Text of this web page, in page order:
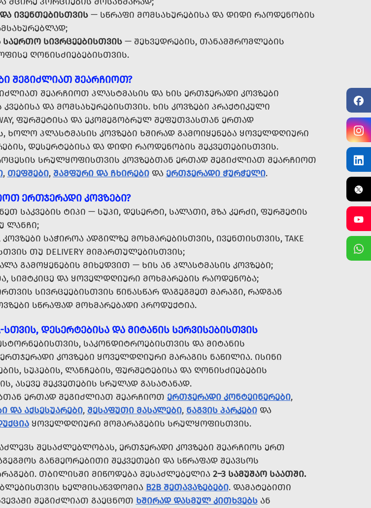
ᲘᲕᲔᲜᲗᲔᲑᲘᲡᲗᲕᲘᲡ— ᲡᲬᲠᲐᲤᲘ ᲛᲝᲛᲡᲐᲮᲣᲠᲔᲑᲘᲡᲐ ᲓᲐ ᲓᲘᲓᲘ ᲠᲐᲝᲓᲔᲜᲝᲑᲘᲡ
ᲡᲐᲔᲠᲗᲝ ᲡᲘᲕᲠᲪᲔᲔᲑᲘᲡᲗᲕᲘᲡ— ᲨᲔᲮᲕᲔᲓᲠᲔᲑᲘᲡ, ᲗᲐᲜᲐᲛᲨᲠᲝᲛᲚᲔᲑᲘᲡ
ᲦᲝᲜᲘᲡᲫᲘᲔᲑᲔᲑᲘᲡᲗᲕᲘᲡ.
ᲨᲔᲒᲘᲫᲚᲘᲐᲗ ᲨᲔᲐᲠᲩᲘᲝᲗ?
ᲨᲔᲐᲠᲩᲘᲝᲗ ᲞᲚᲐᲡᲢᲛᲐᲡᲘᲡ ᲓᲐ ᲮᲘᲡ ᲔᲠᲗᲯᲔᲠᲐᲓᲘ ᲙᲝᲕᲖᲔᲑᲘ
ᲙᲕᲔᲑᲘᲡᲐ ᲓᲐ ᲛᲝᲛᲡᲐᲮᲣᲠᲔᲑᲘᲡᲗᲕᲘᲡ. ᲮᲘᲡ ᲙᲝᲕᲖᲔᲑᲘ ᲞᲠᲐᲥᲢᲘᲙᲣᲚᲘ
ᲤᲣᲠᲨᲔᲢᲘᲡᲐ ᲓᲐ ᲔᲙᲝᲛᲔᲒᲝᲑᲠᲣᲚ ᲨᲔᲤᲣᲗᲕᲐᲡᲗᲐᲜ ᲔᲠᲗᲐᲓ
ᲮᲝᲚᲝ ᲞᲚᲐᲡᲢᲛᲐᲡᲘᲡ ᲙᲝᲕᲖᲔᲑᲘ ᲮᲨᲘᲠᲐᲓ ᲒᲐᲛᲝᲘᲧᲔᲜᲔᲑᲐ ᲧᲝᲕᲔᲚᲓᲦᲘᲣᲠᲘ
ᲓᲔᲡᲔᲠᲢᲔᲑᲘᲡᲐ ᲓᲐ ᲓᲘᲓᲘ ᲠᲐᲝᲓᲔᲜᲝᲑᲘᲡ ᲨᲔᲙᲕᲔᲗᲔᲑᲘᲡᲗᲕᲘᲡ.
ᲡᲠᲣᲚᲧᲝᲤᲘᲡᲗᲕᲘᲡ ᲙᲝᲕᲖᲔᲑᲗᲐᲜ ᲔᲠᲗᲐᲓ ᲨᲔᲒᲘᲫᲚᲘᲐᲗ ᲨᲔᲐᲠᲩᲘᲝᲗ
, ᲗᲔᲤᲨᲔᲑᲘ, ᲨᲐᲛᲤᲣᲠᲘ ᲓᲐ ᲩᲮᲘᲠᲔᲑᲘᲓᲐ ᲔᲠᲗᲯᲔᲠᲐᲓᲘ ᲭᲣᲠᲭᲔᲚᲘ.
ᲔᲠᲗᲯᲔᲠᲐᲓᲘ ᲙᲝᲕᲖᲔᲑᲘ?
ᲡᲐᲙᲕᲔᲑᲘᲡ ᲢᲘᲞᲘ — ᲡᲣᲞᲘ, ᲓᲔᲡᲔᲠᲢᲘ, ᲡᲐᲚᲐᲗᲘ, ᲛᲖᲐ ᲙᲔᲠᲫᲘ, ᲤᲣᲠᲨᲔᲢᲘᲡ
ᲚᲐᲜᲩᲘ;
ᲡᲐᲭᲘᲠᲝᲐ ᲐᲓᲒᲘᲚᲖᲔ ᲛᲝᲮᲛᲐᲠᲔᲑᲘᲡᲗᲕᲘᲡ, ᲘᲕᲔᲜᲗᲘᲡᲗᲕᲘᲡ, TAKE
ᲗᲣ DELIVERY ᲛᲘᲛᲐᲠᲗᲣᲚᲔᲑᲘᲡᲗᲕᲘᲡ;
ᲒᲐᲛᲝᲧᲔᲜᲔᲑᲘᲡ ᲛᲘᲮᲔᲓᲕᲘᲗ — ᲮᲘᲡ ᲐᲜ ᲞᲚᲐᲡᲢᲛᲐᲡᲘᲡ ᲙᲝᲕᲖᲔᲑᲘ;
ᲡᲘᲛᲢᲙᲘᲪᲔ ᲓᲐ ᲧᲝᲕᲔᲚᲓᲦᲘᲣᲠᲘ ᲛᲝᲮᲛᲐᲠᲔᲑᲘᲡ ᲠᲐᲝᲓᲔᲜᲝᲑᲐ;
ᲡᲘᲕᲠᲪᲔᲔᲑᲘᲡᲗᲕᲘᲡ ᲬᲘᲜᲐᲡᲬᲐᲠ ᲓᲐᲒᲔᲒᲛᲔᲗ ᲛᲐᲠᲐᲒᲘ, ᲠᲐᲓᲒᲐᲜ
ᲡᲬᲠᲐᲤᲐᲓ ᲛᲝᲮᲛᲐᲠᲔᲑᲐᲓᲘ ᲞᲠᲝᲓᲣᲥᲢᲘᲐ.
ᲡᲗᲕᲘᲡ, ᲓᲔᲡᲔᲠᲢᲔᲑᲘᲡᲐ ᲓᲐ ᲛᲘᲢᲐᲜᲘᲡ ᲡᲔᲠᲕᲘᲡᲔᲑᲘᲡᲗᲕᲘᲡ
ᲡᲐᲙᲝᲜᲓᲘᲢᲠᲝᲔᲑᲘᲡᲗᲕᲘᲡ ᲓᲐ ᲛᲘᲢᲐᲜᲘᲡ
ᲙᲝᲕᲖᲔᲑᲘ ᲧᲝᲕᲔᲚᲓᲦᲘᲣᲠᲘ ᲛᲐᲠᲐᲒᲘᲡ ᲜᲐᲬᲘᲚᲘᲐ. ᲘᲡᲘᲜᲘ
ᲡᲣᲞᲔᲑᲘᲡ, ᲚᲐᲜᲩᲔᲑᲘᲡ, ᲤᲣᲠᲨᲔᲢᲔᲑᲘᲡᲐ ᲓᲐ ᲦᲝᲜᲘᲡᲫᲘᲔᲑᲔᲑᲘᲡ
ᲐᲡᲔᲕᲔ ᲨᲔᲙᲕᲔᲗᲔᲑᲘᲡ ᲡᲠᲣᲚᲐᲓ ᲒᲐᲡᲐᲢᲐᲜᲐᲓ.
ᲔᲠᲗᲐᲓ ᲨᲔᲒᲘᲫᲚᲘᲐᲗ ᲨᲔᲐᲠᲩᲘᲝᲗ ᲔᲠᲗᲯᲔᲠᲐᲓᲘ ᲙᲝᲜᲢᲔᲘᲜᲔᲠᲔᲑᲘ,
ᲓᲐ ᲐᲥᲡᲔᲡᲣᲐᲠᲔᲑᲘ, ᲨᲔᲡᲐᲤᲣᲗᲘ ᲛᲐᲡᲐᲚᲔᲑᲘ, ᲜᲐᲒᲕᲘᲡ ᲞᲐᲠᲙᲔᲑᲘᲓᲐ
ᲧᲝᲕᲔᲚᲓᲦᲘᲣᲠᲘ ᲛᲝᲛᲐᲠᲐᲒᲔᲑᲘᲡ ᲡᲠᲣᲚᲧᲝᲤᲘᲡᲗᲕᲘᲡ.
ᲨᲔᲡᲐᲫᲚᲔᲑᲚᲝᲑᲐᲡ, ᲔᲠᲗᲯᲔᲠᲐᲓᲘ ᲙᲝᲕᲖᲔᲑᲘ ᲨᲔᲐᲠᲩᲘᲝᲡ ᲔᲠᲗ
ᲒᲐᲜᲛᲔᲝᲠᲔᲑᲘᲗᲘ ᲨᲔᲙᲕᲔᲗᲔᲑᲘ ᲓᲐ ᲡᲬᲠᲐᲤᲐᲓ ᲨᲔᲐᲕᲡᲝᲡ
ᲗᲑᲘᲚᲘᲡᲨᲘ ᲛᲘᲬᲝᲓᲔᲑᲐ ᲨᲔᲡᲐᲫᲚᲔᲑᲔᲚᲘᲐ 2–3 ᲡᲐᲛᲣᲨᲐᲝ ᲡᲐᲐᲗᲨᲘ.
ᲮᲔᲚᲛᲘᲡᲐᲬᲕᲓᲝᲛᲘᲐ B2B ᲨᲔᲗᲐᲕᲐᲖᲔᲑᲔᲑᲘ. ᲓᲐᲛᲐᲢᲔᲑᲘᲗᲘ
ᲨᲔᲒᲘᲫᲚᲘᲐᲗ ᲒᲐᲔᲪᲜᲝᲗ ᲮᲨᲘᲠᲐᲓ ᲓᲐᲡᲛᲣᲚ ᲙᲘᲗᲮᲕᲔᲑᲡᲐᲜ